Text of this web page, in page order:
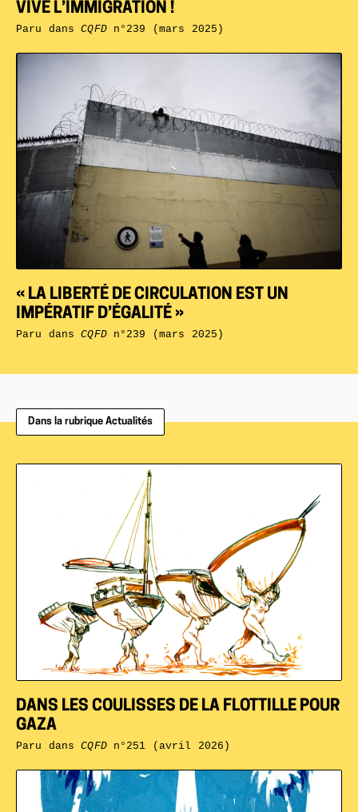
« LA LIBERTÉ DE CIRCULATION EST UN
IMPÉRATIF D’ÉGALITÉ »
Paru dansCQFDn°239 (mars 2025)
VIVE L’IMMIGRATION !
Paru dansCQFDn°239 (mars 2025)
Dans la rubrique Actualités
DANS LES COULISSES DE LA FLOTTILLE POUR
GAZA
Paru dansCQFDn°251 (avril 2026)